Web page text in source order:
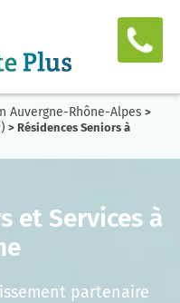
Auvergne-Rhône-Alpes >
> Résidences Seniors à
et Services à
partenaire